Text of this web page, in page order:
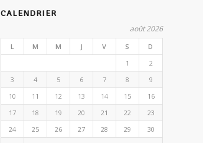
CALENDRIER
août 2026
L M M J V S
D
1
2
3
4 5 6 7 8
9
10
11 12 13 14 15
16
17
18 19 20 21 22
23
24
25 26 27 28 29
30